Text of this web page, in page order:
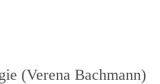
(Verena Bachmann)